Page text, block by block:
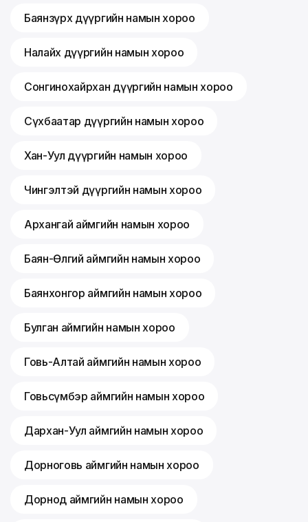
Баянзүрх дүүргийн намын хороо
Налайх дүүргийн намын хороо
Сонгинохайрхан дүүргийн намын хороо
Сүхбаатар дүүргийн намын хороо
Хан-Уул дүүргийн намын хороо
Чингэлтэй дүүргийн намын хороо
Архангай аймгийн намын хороо
Баян-Өлгий аймгийн намын хороо
Баянхонгор аймгийн намын хороо
Булган аймгийн намын хороо
Говь-Алтай аймгийн намын хороо
Говьсүмбэр аймгийн намын хороо
Дархан-Уул аймгийн намын хороо
Дорноговь аймгийн намын хороо
Дорнод аймгийн намын хороо